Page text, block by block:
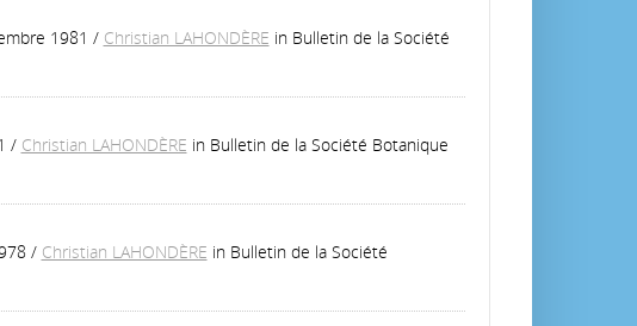
1981 / Christian LAHONDÈRE in Bulletin de la Société
/ Christian LAHONDÈRE in Bulletin de la Société Botanique
/ Christian LAHONDÈRE in Bulletin de la Société